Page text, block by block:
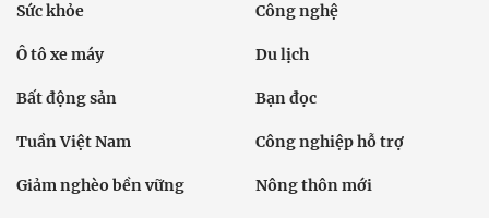
Sức khỏe Công nghệ
Ô tô xe máy Du lịch
Bất động sản Bạn đọc
Tuần Việt Nam Công nghiệp hỗ trợ
Giảm nghèo bền vững Nông thôn mới